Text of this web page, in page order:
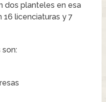
dos planteles en esa
licenciaturas y 7
son: